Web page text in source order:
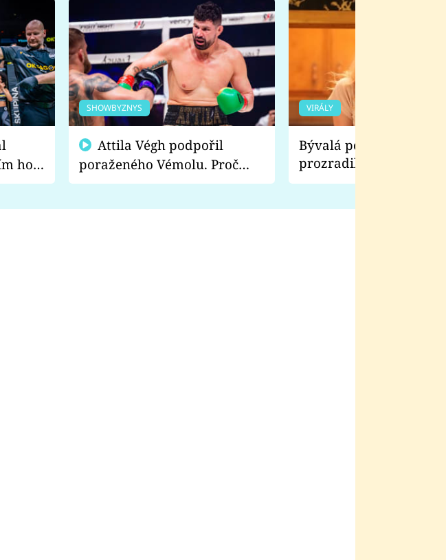
ho
SHOWBYZNYS
poraženého Vémolu. Proč
chce raději zápasit s ním než
VIRÁLY
Bývalá pornoherečka
prozradila, co ji
natáčení Euforie.